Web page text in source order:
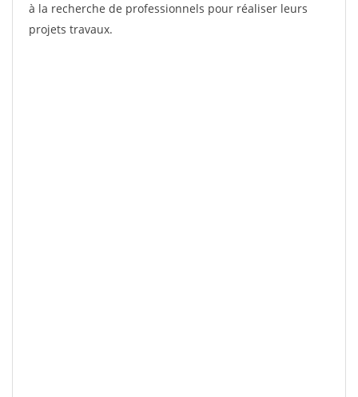
à la recherche de professionnels pour réaliser leurs
projets travaux.